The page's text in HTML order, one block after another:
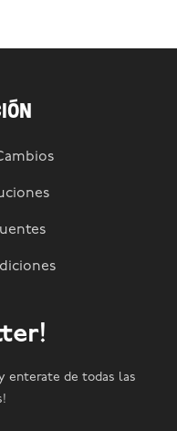
enterate de todas las